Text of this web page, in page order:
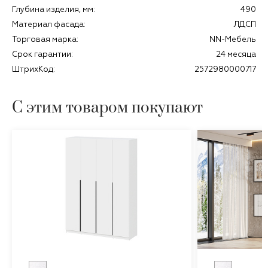
Глубина изделия, мм:
490
Материал фасада:
ЛДСП
Торговая марка:
NN-Мебель
Срок гарантии:
24 месяца
ШтрихКод:
2572980000717
С этим товаром покупают